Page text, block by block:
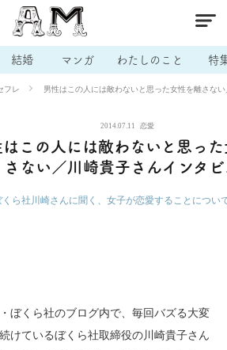
結婚 マンガ わたしのこと 特
フレ 男性はこの人には敵わないと思った女性を離さな
2014.07.11 恋愛
はこの人には敵わないと思っ
さない／川崎貴子さんインタビ
くら社川崎さんに聞く、女子が恋愛することについ
ぼくら社のブログ内で、毎回バズる大変
けているぼくら社取締役の川崎貴子さん
# 男の本音 # セフレ # 不倫
# マッチングアプリ # ラブグッズ # 体の相